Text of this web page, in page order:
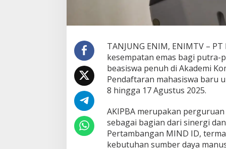
a
u
l
i
a
h
G
t
i
s
d
TANJUNG ENIM, ENIMTV –
kesempatan emas bagi
beasiswa penuh di Akademi
Pendaftaran mahasiswa baru
8 hingga 17 Agustus 2025.
AKIPBA merupakan
sebagai bagian dari sinergi
Pertambangan MIND ID,
kebutuhan sumber daya